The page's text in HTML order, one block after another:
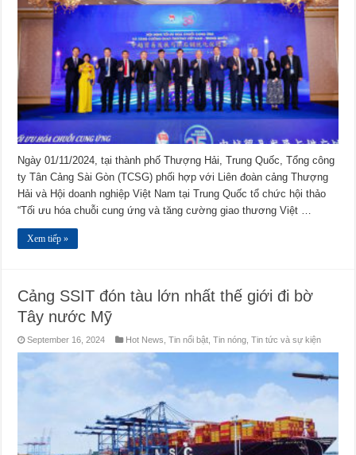
Ngày 01/11/2024, tại thành phố Thượng Hải, Trung Quốc, Tổng công
ty Tân Cảng Sài Gòn (TCSG) phối hợp với Liên đoàn cảng Thượng
Hải và Hội doanh nghiệp Việt Nam tại Trung Quốc tổ chức hội thảo
“Tối ưu hóa chuỗi cung ứng và tăng cường giao thương Việt …
Xem tiếp »
Cảng SSIT đón tàu lớn nhất thế giới đi bờ
Tây nước Mỹ
September 16, 2024 Hot News ,Tin nổi bật ,Tin nóng ,Tin tức và sự kiện